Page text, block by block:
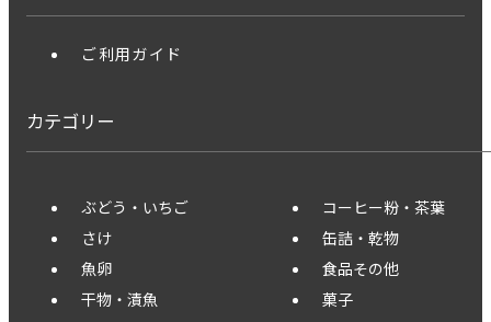
ご利用ガイド
カテゴリー
ぶどう・いちご
さけ
魚卵
干物・漬魚
コーヒー粉・茶葉
缶詰・乾物
食品その他
菓子